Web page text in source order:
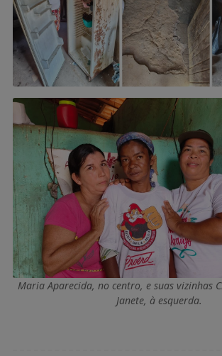
Maria Aparecida, no centro, e suas vizinhas
Janete, à esquerda.